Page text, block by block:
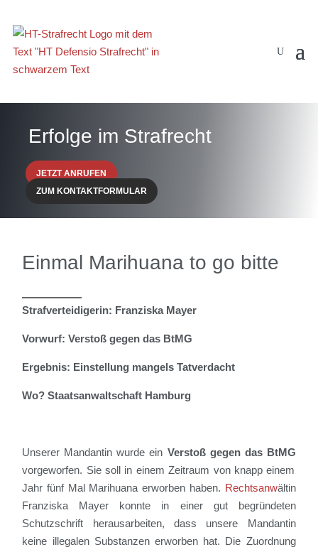
Erfolge im Strafrecht
JETZT ANRUFEN
ZUM KONTAKTFORMULAR
Einmal Marihuana to go bitte
Strafverteidigerin: Franziska Mayer
Vorwurf: Verstoß gegen das BtMG
Ergebnis: Einstellung mangels Tatverdacht
Wo? Staatsanwaltschaft Hamburg
Unserer Mandantin wurdeein Verstoß gegen das BtMG
vorgeworfen. Siesoll in einem Zeitraum von knapp einem
Jahr fünf Mal Marihuana erworben haben. Rechtsanwältin
Franziska Mayer konnte in einergut begründeten
Schutzschrift herausarbeiten, dass unsere Mandantin
keine illegalen Substanzen erworben hat. Die Zuordnung